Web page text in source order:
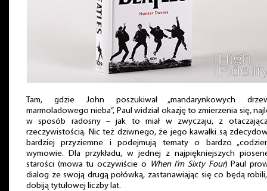
Tam, gdzie John poszukiwał „mandarynkowych
marmoladowego nieba”, Paul widział okazję to zmierzenia się,
w sposób radosny – jak to miał w zwyczaju, z
rzeczywistością. Nic też dziwnego, że jego kawałki są
bardziej przyziemne i podejmują tematy o bardzo
wymowie. Dla przykładu, w jednej z najpiękniejszych
starości (mowa tu oczywiście o
When I’m Sixty Four) Paul
dialog ze swoją drugą połówką, zastanawiając się co będą
dobiją tytułowej liczby lat.